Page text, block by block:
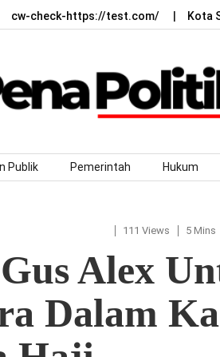
cw-check-https://test.com/ Kota
Publik Pemerintah Hukum
111 Views 5 Mins
Alex
Dalam